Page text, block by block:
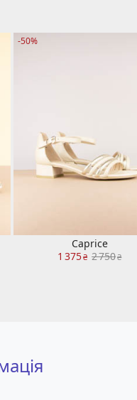
-50%
Caprice
1 375₴ 2 750₴